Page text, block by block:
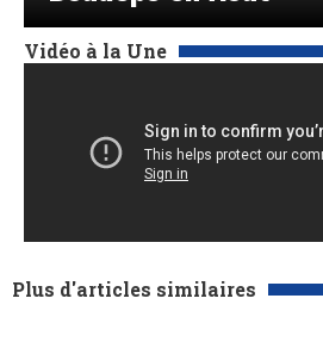
Vidéo à la Une
Plus d'articles similaires